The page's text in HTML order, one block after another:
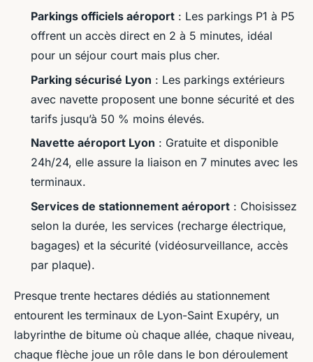
Parkings officiels aéroport : Les parkings P1 à P5
offrent un accès direct en 2 à 5 minutes, idéal
pour un séjour court mais plus cher.
Parking sécurisé Lyon : Les parkings extérieurs
avec navette proposent une bonne sécurité et des
tarifs jusqu’à 50 % moins élevés.
Navette aéroport Lyon : Gratuite et disponible
24h/24, elle assure la liaison en 7 minutes avec les
terminaux.
Services de stationnement aéroport : Choisissez
selon la durée, les services (recharge électrique,
bagages) et la sécurité (vidéosurveillance, accès
par plaque).
Presque trente hectares dédiés au stationnement
entourent les terminaux de Lyon-Saint Exupéry, un
labyrinthe de bitume où chaque allée, chaque niveau,
chaque flèche joue un rôle dans le bon déroulement